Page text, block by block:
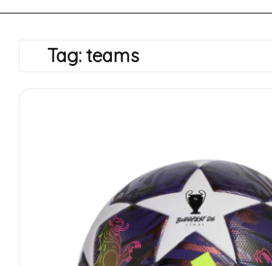
Tag: teams